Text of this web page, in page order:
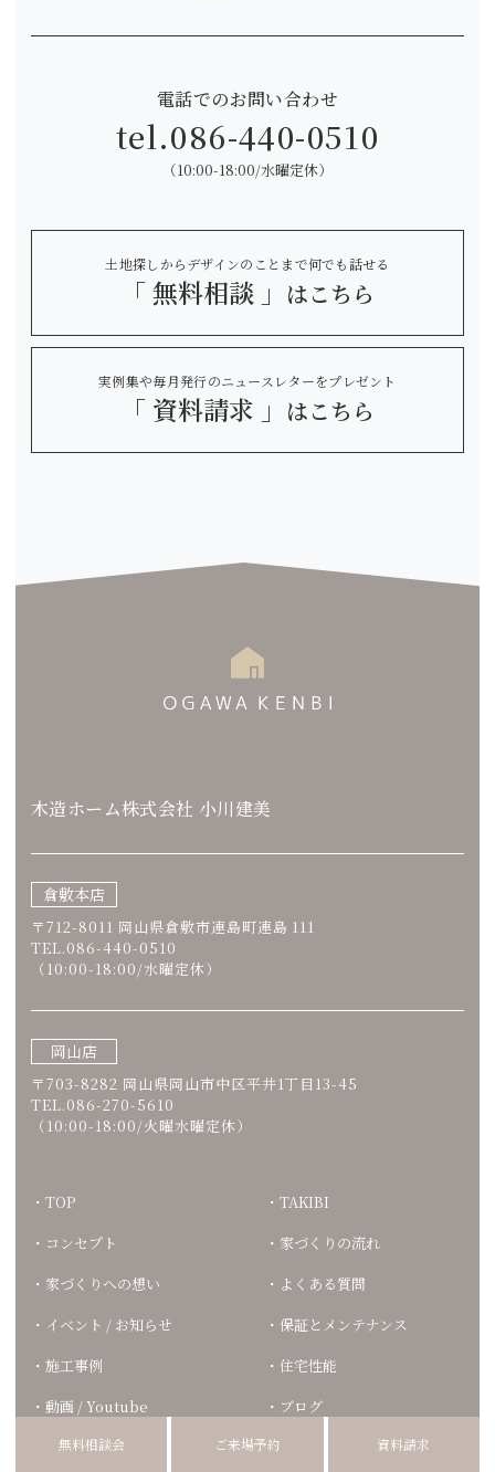
電話でのお問い合わせ
tel.086-440-0510
（10:00-18:00/水曜定休）
土地探しからデザインのことまで何でも話せる
「 無料相談 」 はこちら
実例集や毎月発行のニュースレターをプレゼント
「 資料請求 」 はこちら
木造ホーム株式会社 小川建美
倉敷本店
〒712-8011 岡山県倉敷市連島町連島 111
TEL.086-440-0510
（10:00-18:00/水曜定休）
岡山店
〒703-8282 岡山県岡山市中区平井1丁目13-45
TEL.086-270-5610
（10:00-18:00/火曜水曜定休）
TOP
コンセプト
家づくりへの想い
イベント / お知らせ
施工事例
動画 / Youtube
モデルハウス
TAKIBI
家づくりの流れ
よくある質問
保証とメンテナンス
住宅性能
ブログ
スタッフ紹介
無料相談会 ご来場予約 資料請求